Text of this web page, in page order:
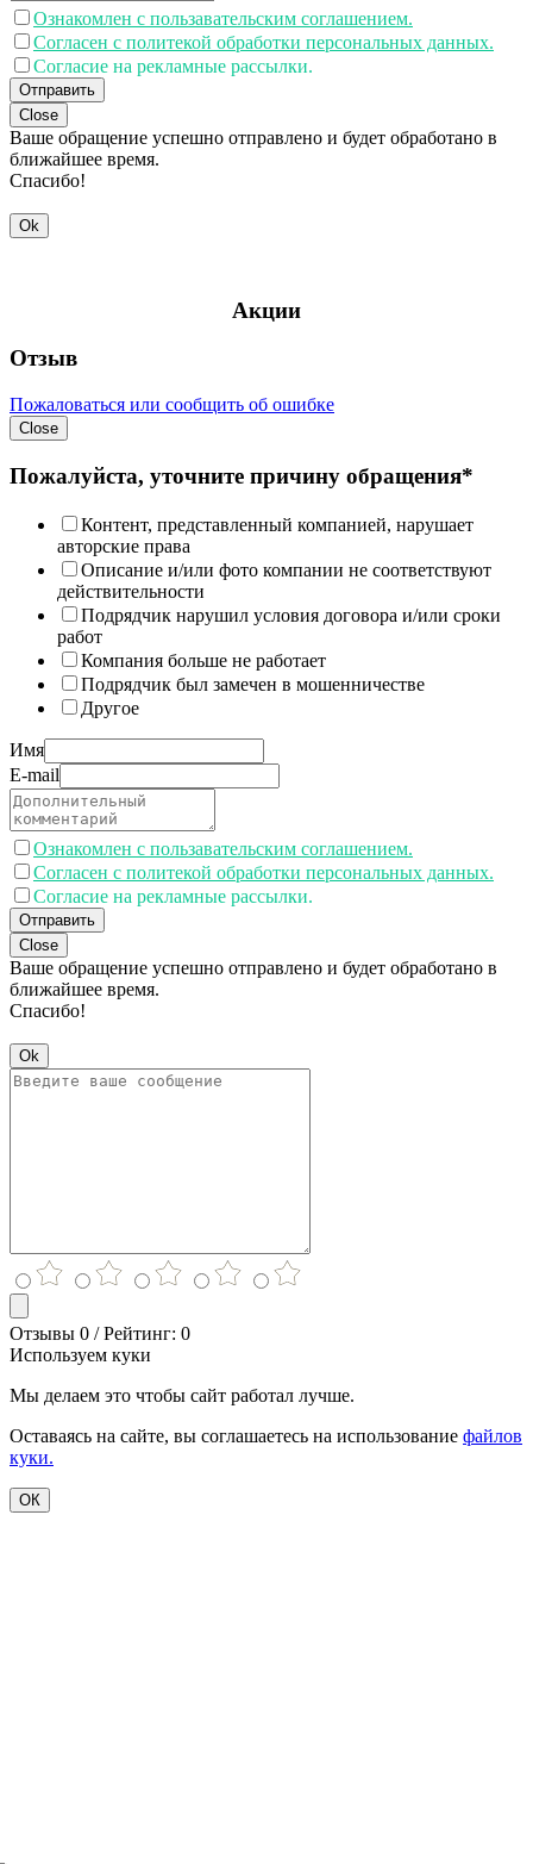
Ознакомлен с пользавательским соглашением.
Согласен с политекой обработки персональных данных.
Согласие на рекламные рассылки.
Отправить
Close
Ваше обращение успешно отправлено и будет обработано в
ближайшее время.
Спасибо!
Ok
Акции
Отзыв
Пожаловаться или сообщить об ошибке
Close
Пожалуйста, уточните причину обращения*
Контент, представленный компанией, нарушает
авторские права
Описание и/или фото компании не соответствуют
действительности
Подрядчик нарушил условия договора и/или сроки
работ
Компания больше не работает
Подрядчик был замечен в мошенничестве
Другое
Имя
E-mail
Ознакомлен с пользавательским соглашением.
Согласен с политекой обработки персональных данных.
Согласие на рекламные рассылки.
Отправить
Close
Ваше обращение успешно отправлено и будет обработано в
ближайшее время.
Спасибо!
Ok
Отзывы 0 / Рейтинг: 0
Используем куки
Мы делаем это чтобы сайт работал лучше.
Оставаясь на сайте, вы соглашаетесь на использование файлов
куки.
ОК